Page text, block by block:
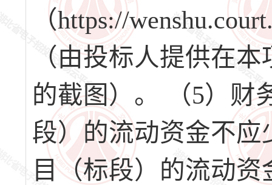
（https://
（由投标人提供在
的截图）。 （5）财
段）的流动资金不应
目（标段）的流动